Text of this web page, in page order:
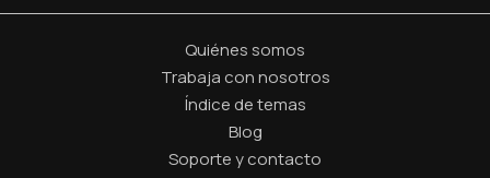
Quiénes somos
Trabaja con nosotros
Índice de temas
Blog
Soporte y contacto